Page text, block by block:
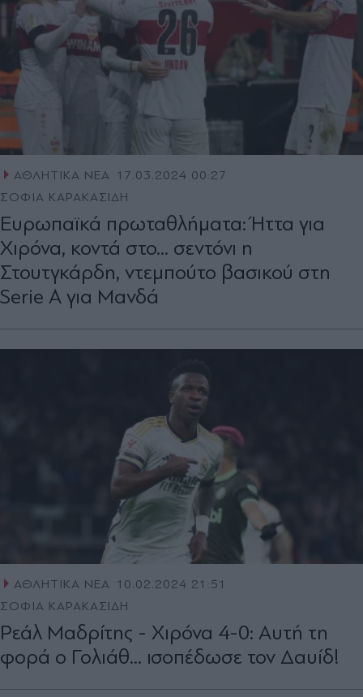
ΑΘΛΗΤΙΚΑ ΝΕΑ 17.03.2024 00:27
ΣΟΦΙΑ ΚΑΡΑΚΑΣΙΔΗ
Ευρωπαϊκά πρωταθλήματα: Ήττα για
Χιρόνα, κοντά στο... σεντόνι η
Στουτγκάρδη, ντεμπούτο βασικού στη
Serie A για Μανδά
ΑΘΛΗΤΙΚΑ ΝΕΑ 10.02.2024 21:51
ΣΟΦΙΑ ΚΑΡΑΚΑΣΙΔΗ
Ρεάλ Μαδρίτης - Χιρόνα 4-0: Αυτή τη
φορά ο Γολιάθ... ισοπέδωσε τον Δαυίδ!